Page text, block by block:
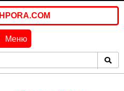
Меню